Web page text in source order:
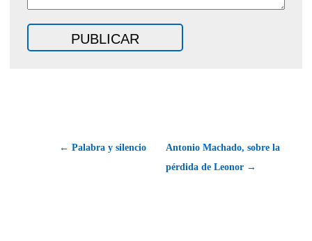
← Palabra y silencio
Antonio Machado, sobre la
pérdida de Leonor →